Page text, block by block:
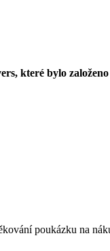
které bylo založeno
poukázku na